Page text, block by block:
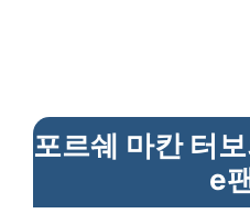
포르쉐 마칸 터
e